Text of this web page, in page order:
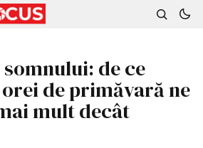
de ce
de primăvară ne
mult decât